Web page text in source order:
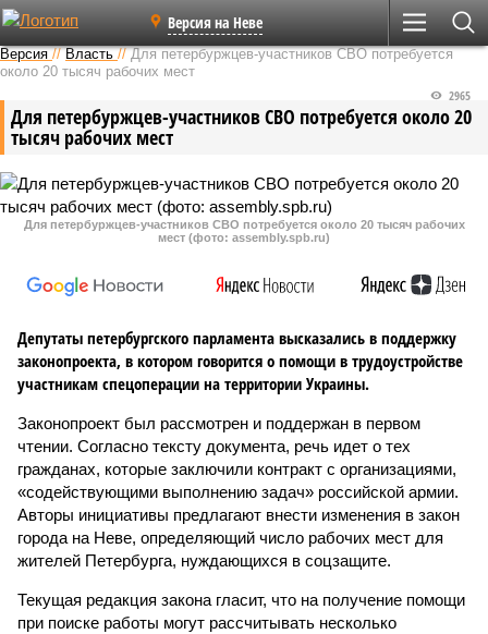
Версия на Неве
Версия //Власть //Для петербуржцев-участников СВО потребуется
около 20 тысяч рабочих мест
Для петербуржцев-участников СВО потребуется около 20
тысяч рабочих мест
2965
Для петербуржцев-участников СВО потребуется около 20 тысяч рабочих
мест (фото: assembly.spb.ru)
Депутаты петербургского парламента высказались в поддержку
законопроекта, в котором говорится о помощи в трудоустройстве
участникам спецоперации на территории Украины.
Законопроект был рассмотрен и поддержан в первом
чтении. Согласно тексту документа, речь идет о тех
гражданах, которые заключили контракт с организациями,
«содействующими выполнению задач» российской армии.
Авторы инициативы предлагают внести изменения в закон
города на Неве, определяющий число рабочих мест для
жителей Петербурга, нуждающихся в соцзащите.
Текущая редакция закона гласит, что на получение помощи
при поиске работы могут рассчитывать несколько